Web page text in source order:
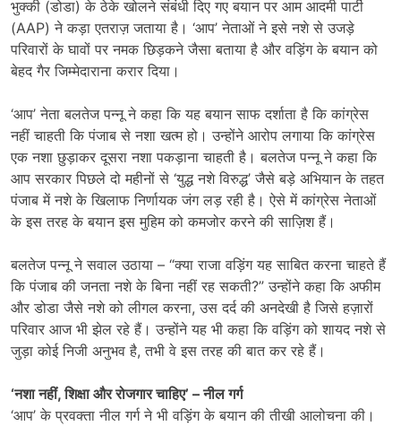
भुक्की (डोडा) के ठेके खोलने संबंधी दिए गए बयान पर आम आदमी पार्टी
(AAP) ने कड़ा एतराज़ जताया है। ‘आप’ नेताओं ने इसे नशे से उजड़े
परिवारों के घावों पर नमक छिड़कने जैसा बताया है और वड़िंग के बयान को
बेहद गैर जिम्मेदाराना करार दिया।
‘आप’ नेता बलतेज पन्नू ने कहा कि यह बयान साफ दर्शाता है कि कांग्रेस
नहीं चाहती कि पंजाब से नशा खत्म हो। उन्होंने आरोप लगाया कि कांग्रेस
एक नशा छुड़ाकर दूसरा नशा पकड़ाना चाहती है। बलतेज पन्नू ने कहा कि
आप सरकार पिछले दो महीनों से ‘युद्ध नशे विरुद्ध’ जैसे बड़े अभियान के तहत
पंजाब में नशे के खिलाफ निर्णायक जंग लड़ रही है। ऐसे में कांग्रेस नेताओं
के इस तरह के बयान इस मुहिम को कमजोर करने की साज़िश हैं।
बलतेज पन्नू ने सवाल उठाया – “क्या राजा वड़िंग यह साबित करना चाहते हैं
कि पंजाब की जनता नशे के बिना नहीं रह सकती?” उन्होंने कहा कि अफीम
और डोडा जैसे नशे को लीगल करना, उस दर्द की अनदेखी है जिसे हज़ारों
परिवार आज भी झेल रहे हैं। उन्होंने यह भी कहा कि वड़िंग को शायद नशे से
जुड़ा कोई निजी अनुभव है, तभी वे इस तरह की बात कर रहे हैं।
‘नशा नहीं,शिक्षा और रोजगार चाहिए’ –नील गर्ग
‘आप’ के प्रवक्ता नील गर्ग ने भी वड़िंग के बयान की तीखी आलोचना की।